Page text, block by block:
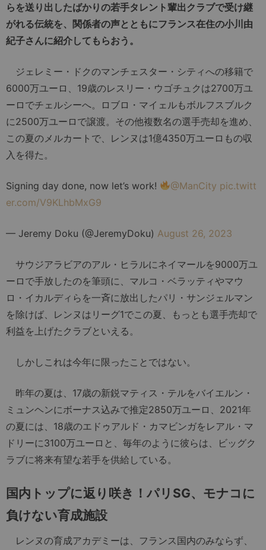
らを送り出したばかりの若手タレント輩出クラブで受け継
がれる伝統を、関係者の声とともにフランス在住の小川由
紀子さんに紹介してもらおう。
ジェレミー・ドクのマンチェスター・シティへの移籍で
6000万ユーロ、19歳のレスリー・ウゴチュクは2700万ユ
ーロでチェルシーへ。ロブロ・マイェルもボルフスブルク
に2500万ユーロで譲渡。その他複数名の選手売却を進め、
この夏のメルカートで、レンヌは1億4350万ユーロもの収
入を得た。
Signing day done, now let’s work! @ManCity pic.twitt
er.com/V9KLhbMxG9
— Jeremy Doku (@JeremyDoku) August 26, 2023
サウジアラビアのアル・ヒラルにネイマールを9000万ユ
ーロで手放したのを筆頭に、マルコ・ベラッティやマウ
ロ・イカルディらを一斉に放出したパリ・サンジェルマン
を除けば、レンヌはリーグ1でこの夏、もっとも選手売却で
利益を上げたクラブといえる。
しかしこれは今年に限ったことではない。
昨年の夏は、17歳の新鋭マティス・テルをバイエルン・
ミュンヘンにボーナス込みで推定2850万ユーロ、2021年
の夏には、18歳のエドゥアルド・カマビンガをレアル・マ
ドリーに3100万ユーロと、毎年のように彼らは、ビッグク
ラブに将来有望な若手を供給している。
国内トップに返り咲き！パリSG、モナコに
負けない育成施設
レンヌの育成アカデミーは、フランス国内のみならず、